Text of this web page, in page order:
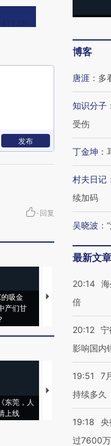
发布
· 回复
吸金
产们甘
马航飞行员跨国走
粒摇头丸 尿检体内
东莞，人
上线
【推广】走进第四
博客
唐涯 ： 多
知识分子 ：
受伤
丁金坤 ：
村夫日记 ：
续加码
吴晓波 ：
最新文章
20:14
倍
20:12 宁
影响国内
19:51
7
持续多久
19:18
央
过7600